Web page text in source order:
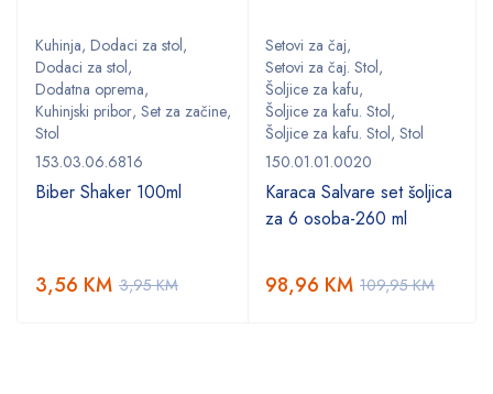
Kuhinja, Dodaci za stol,
Dodaci za stol,
Dodatna oprema,
Kuhinjski pribor, Set za začine,
Stol
153.03.06.6816
Biber Shaker 100ml
3,95KM
3,56 KM
Setovi za čaj,
Setovi za čaj. Stol,
Šoljice za kafu,
Šoljice za kafu. Stol,
Šoljice za kafu. Stol, Stol
150.01.01.0020
Karaca Salvare set šoljica
za 6 osoba-260 ml
109,95KM
98,96 KM